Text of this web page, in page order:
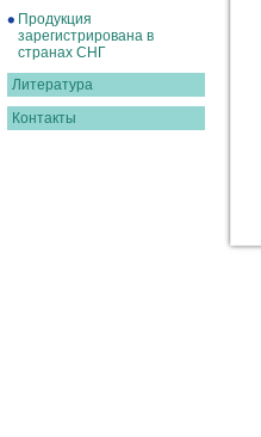
Продукция
зарегистрирована в
странах СНГ
Литература
Контакты